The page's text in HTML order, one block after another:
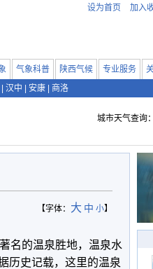
设为首页 加入
气象科普 陕西气候 专业服务
汉中 安康 商洛
城市天气查询：
【字体： 大 中 小】
名的温泉胜地，温泉水
历史记载，这里的温泉